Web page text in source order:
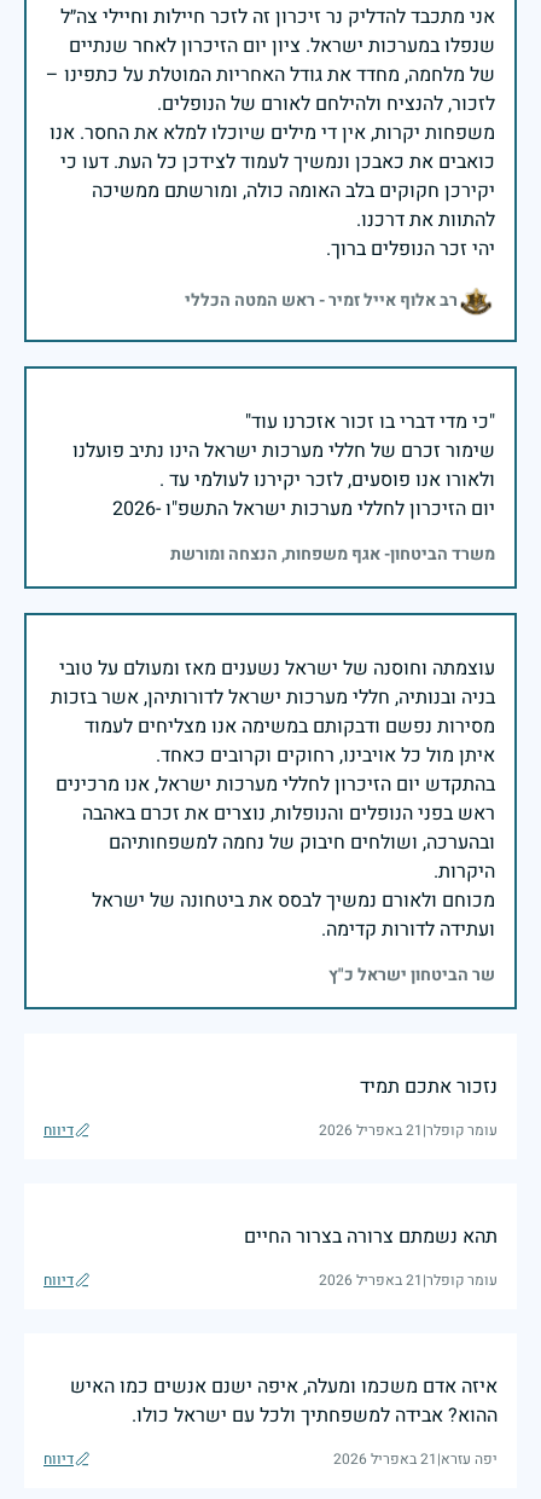
אני מתכבד להדליק נר זיכרון זה לזכר חיילות וחיילי צה״ל
שנפלו במערכות ישראל. ציון יום הזיכרון לאחר שנתיים
של מלחמה, מחדד את גודל האחריות המוטלת על כתפינו –
משפחות יקרות, אין די מילים שיוכלו למלא את החסר. אנו
כואבים את כאבכן ונמשיך לעמוד לצידכן כל העת. דעו כי
יקירכן חקוקים בלב האומה כולה, ומורשתם ממשיכה
יהי זכר הנופלים ברוך.
רב אלוף אייל זמיר - ראש המטה הכללי
שימור זכרם של חללי מערכות ישראל הינו נתיב פועלנו
יום הזיכרון לחללי מערכות ישראל התשפ"ו -2026
משרד הביטחון- אגף משפחות, הנצחה ומורשת
עוצמתה וחוסנה של ישראל נשענים מאז ומעולם על טובי
בניה ובנותיה, חללי מערכות ישראל לדורותיהן, אשר בזכות
מסירות נפשם ודבקותם במשימה אנו מצליחים לעמוד
בהתקדש יום הזיכרון לחללי מערכות ישראל, אנו מרכינים
ראש בפני הנופלים והנופלות, נוצרים את זכרם באהבה
ובהערכה, ושולחים חיבוק של נחמה למשפחותיהם
מכוחם ולאורם נמשיך לבסס את ביטחונה של ישראל
ועתידה לדורות קדימה.
שר הביטחון ישראל כ"ץ
נזכור אתכם תמיד
עומר קופלר|21 באפריל 2026 דיווח
תהא נשמתם צרורה בצרור החיים
עומר קופלר|21 באפריל 2026 דיווח
איזה אדם משכמו ומעלה, איפה ישנם אנשים כמו האיש
ההוא? אבידה למשפחתיך ולכל עם ישראל כולו.
יפה עזרא|21 באפריל 2026 דיווח